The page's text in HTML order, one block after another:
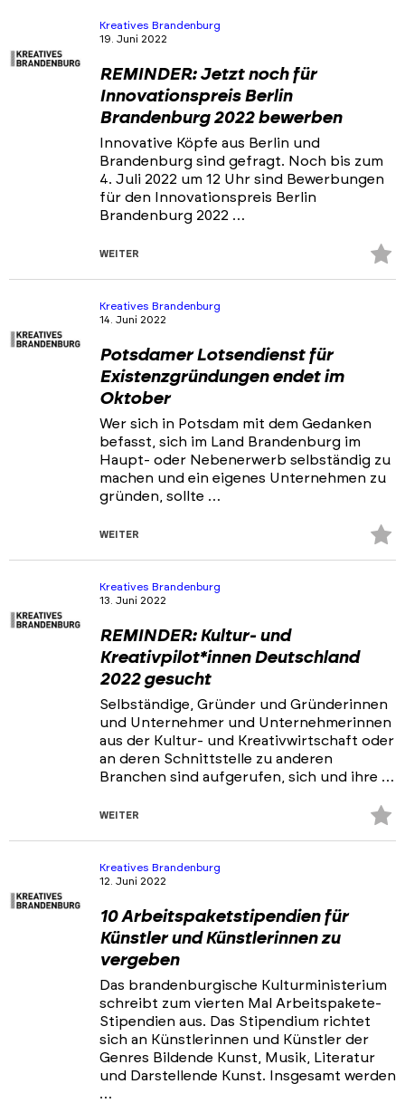
Portfolios
Veranstaltungen & Events
Kreatives Brandenburg
19. Juni 2022
REMINDER: Jetzt noch für
Innovationspreis Berlin
Brandenburg 2022 bewerben
Innovative Köpfe aus Berlin und
Brandenburg sind gefragt. Noch bis zum
4. Juli 2022 um 12 Uhr sind Bewerbungen
für den Innovationspreis Berlin
Brandenburg 2022 …
WEITER
Kreatives Brandenburg
14. Juni 2022
Potsdamer Lotsendienst für
Existenzgründungen endet im
Oktober
Wer sich in Potsdam mit dem Gedanken
befasst, sich im Land Brandenburg im
Haupt- oder Nebenerwerb selbständig zu
machen und ein eigenes Unternehmen zu
gründen, sollte …
WEITER
Kreatives Brandenburg
13. Juni 2022
REMINDER: Kultur- und
Kreativpilot*innen Deutschland
2022 gesucht
Selbständige, Gründer und Gründerinnen
und Unternehmer und Unternehmerinnen
aus der Kultur- und Kreativwirtschaft oder
an deren Schnittstelle zu anderen
Branchen sind aufgerufen, sich und ihre …
WEITER
Kreatives Brandenburg
12. Juni 2022
10 Arbeitspaketstipendien für
Künstler und Künstlerinnen zu
vergeben
Das brandenburgische Kulturministerium
schreibt zum vierten Mal Arbeitspakete-
Stipendien aus. Das Stipendium richtet
sich an Künstlerinnen und Künstler der
Genres Bildende Kunst, Musik, Literatur
und Darstellende Kunst. Insgesamt werden
…